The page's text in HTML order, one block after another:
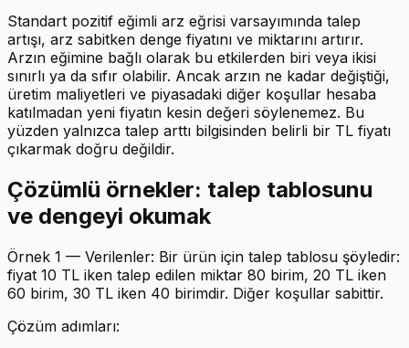
2P
60
=
60
Standart pozitif eğimli arz eğrisi varsayımında talep
artışı, arz sabitken denge fiyatını ve miktarını artırır.
Arzın eğimine bağlı olarak bu etkilerden biri veya ikisi
sınırlı ya da sıfır olabilir. Ancak arzın ne kadar değiştiği,
üretim maliyetleri ve piyasadaki diğer koşullar hesaba
katılmadan yeni fiyatın kesin değeri söylenemez. Bu
yüzden yalnızca talep arttı bilgisinden belirli bir TL fiyatı
çıkarmak doğru değildir.
Çözümlü örnekler: talep tablosunu
ve dengeyi okumak
Örnek 1 — Verilenler: Bir ürün için talep tablosu şöyledir:
fiyat 10 TL iken talep edilen miktar 80 birim, 20 TL iken
60 birim, 30 TL iken 40 birimdir. Diğer koşullar sabittir.
Çözüm adımları: